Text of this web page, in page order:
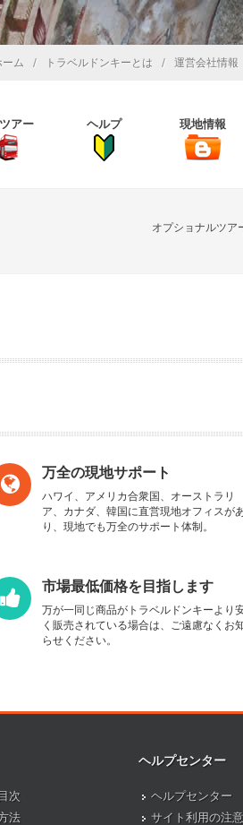
ム / トラベルドンキーとは / 運営会社情報
アー ヘルプ 現地情報
オプショナルツア
万全の現地サポート
ハワイ、アメリカ合衆国、オーストラリ
ア、カナダ、韓国に直営現地オフィスが
り、現地でも万全のサポート体制。
市場最低価格を目指します
万が一同じ商品がトラベルドンキーより
く販売されている場合は、ご遠慮なくお
らせください。
次
法
ヘルプセンター
ヘルプセンター
サイト利用の注意